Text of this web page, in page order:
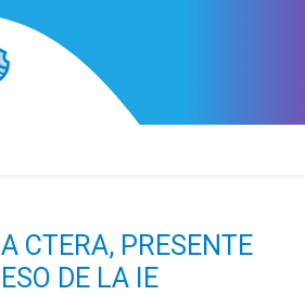
CTERA, PRESENTE
DE LA IE